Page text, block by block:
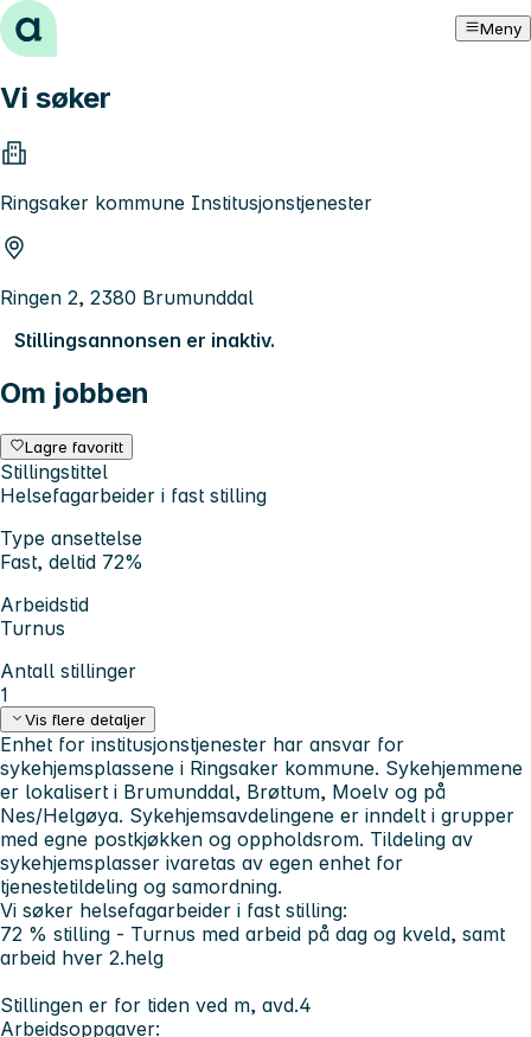
Hopp til innhold Meny
Vi søker
Ringsaker kommune Institusjonstjenester
Ringen 2, 2380 Brumunddal
Stillingsannonsen er inaktiv.
Om jobben
Lagre favoritt
Stillingstittel
Helsefagarbeider i fast stilling
Type ansettelse
Fast, deltid 72%
Arbeidstid
Turnus
Antall stillinger
1
Vis flere detaljer
Enhet for institusjonstjenester har ansvar for
sykehjemsplassene i Ringsaker kommune. Sykehjemmene
er lokalisert i Brumunddal, Brøttum, Moelv og på
Nes/Helgøya. Sykehjemsavdelingene er inndelt i grupper
med egne postkjøkken og oppholdsrom. Tildeling av
sykehjemsplasser ivaretas av egen enhet for
tjenestetildeling og samordning.
Vi søker helsefagarbeider i fast stilling:
72 % stilling - Turnus med arbeid på dag og kveld, samt
arbeid hver 2.helg
Stillingen er for tiden ved m, avd.4
Arbeidsoppgaver: